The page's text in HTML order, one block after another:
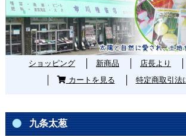
ショッピング 新商品 店長より
カートを見る
特定商取引法
九条太葱